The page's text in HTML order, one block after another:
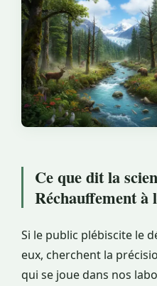
Ce que dit la
Réchauffement à
Si le public plébiscite le
eux, cherchent la
qui se joue dans nos